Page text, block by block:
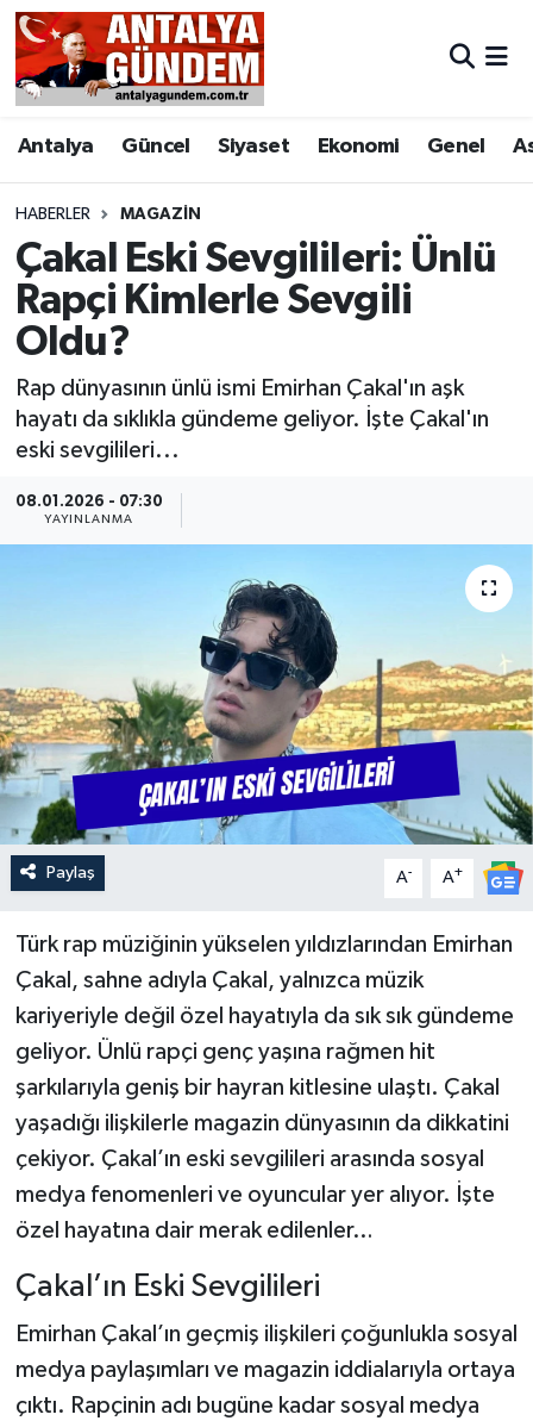
Antalya Güncel Siyaset Ekonomi Genel
HABERLER MAGAZIN
Çakal Eski Sevgilileri: Ünlü
Rapçi Kimlerle Sevgili
Oldu?
Rap dünyasının ünlü ismi Emirhan Çakal'ın aşk
hayatı da sıklıkla gündeme geliyor. İşte Çakal'ın
eski sevgilileri...
08.01.2026 - 07:30
YAYINLANMA
Paylaş A- A+
Türk rap müziğinin yükselen yıldızlarından Emirhan
Çakal, sahne adıyla Çakal, yalnızca müzik
kariyeriyle değil özel hayatıyla da sık sık gündeme
geliyor. Ünlü rapçi genç yaşına rağmen hit
şarkılarıyla geniş bir hayran kitlesine ulaştı. Çakal
yaşadığı ilişkilerle magazin dünyasının da dikkatini
çekiyor. Çakal’ın eski sevgilileri arasında sosyal
medya fenomenleri ve oyuncular yer alıyor. İşte
özel hayatına dair merak edilenler…
Çakal’ın Eski Sevgilileri
Emirhan Çakal’ın geçmiş ilişkileri çoğunlukla sosyal
medya paylaşımları ve magazin iddialarıyla ortaya
çıktı. Rapçinin adı bugüne kadar sosyal medya
Antalya
Asayiş
Bilim & Teknoloji
Bölge
EĞİTİM
Ekonomi
Genel
Görüntülü Haber
Kültür & Sanat
Magazin
Resmi İlan
Sağlık & Yaşam
Siyaset
Spor
Antalya Nöbetçi Eczaneler
Antalya Hava Durumu
Antalya Namaz Vakitleri
Antalya Trafik Yoğunluk Haritası
Süper Lig Puan Durumu ve Fikstür
Tüm Manşetler
Son Dakika Haberleri
Haber Arşivi